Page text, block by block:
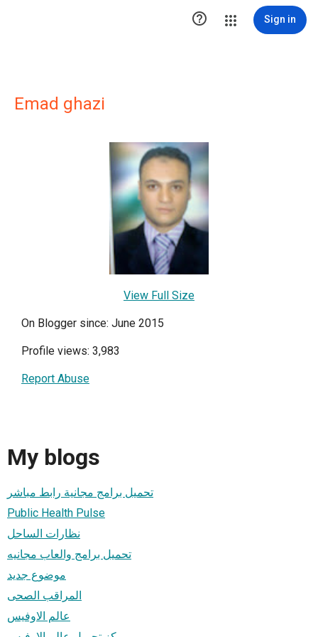
 Sign in
Emad ghazi
View Full Size
On Blogger since: June 2015
Profile views: 3,983
Report Abuse
My blogs
تحميل برامج مجانية رابط مباشر
Public Health Pulse
نظارات الساحل
تحميل برامج والعاب مجانيه
موضوع جديد
المراقب الصحى
عالم الاوفيس